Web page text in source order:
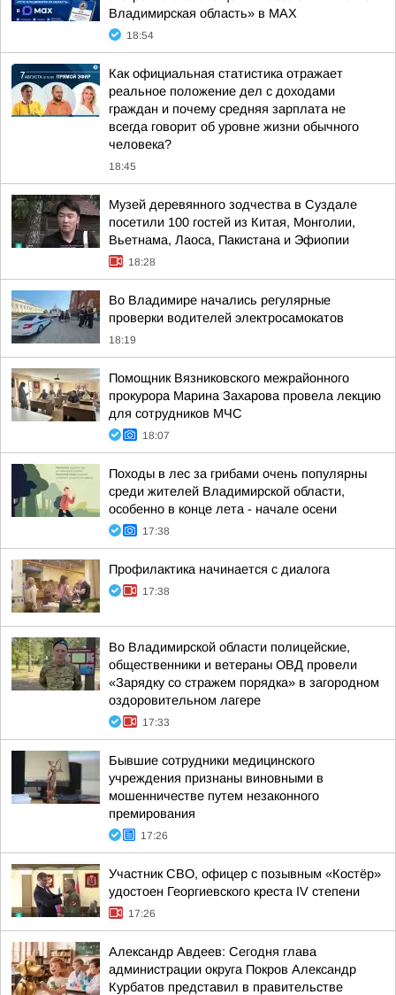
Владимирская область» в МАХ
18:54
Как официальная статистика отражает
реальное положение дел с доходами
граждан и почему средняя зарплата не
всегда говорит об уровне жизни обычного
человека?
18:45
Музей деревянного зодчества в Суздале
посетили 100 гостей из Китая, Монголии,
Вьетнама, Лаоса, Пакистана и Эфиопии
18:28
Во Владимире начались регулярные
проверки водителей электросамокатов
18:19
Помощник Вязниковского межрайонного
прокурора Марина Захарова провела лекцию
для сотрудников МЧС
18:07
Походы в лес за грибами очень популярны
среди жителей Владимирской области,
особенно в конце лета - начале осени
17:38
Профилактика начинается с диалога
17:38
Во Владимирской области полицейские,
общественники и ветераны ОВД провели
«Зарядку со стражем порядка» в загородном
оздоровительном лагере
17:33
Бывшие сотрудники медицинского
учреждения признаны виновными в
мошенничестве путем незаконного
премирования
17:26
Участник СВО, офицер с позывным «Костёр»
удостоен Георгиевского креста IV степени
17:26
Александр Авдеев: Сегодня глава
администрации округа Покров Александр
Курбатов представил в правительстве